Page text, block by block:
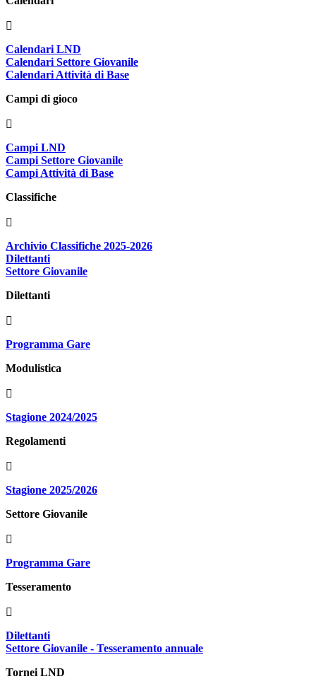
Calendari LND
Calendari Settore Giovanile
Calendari Attività di Base
Campi di gioco
Campi LND
Campi Settore Giovanile
Campi Attività di Base
Classifiche
Archivio Classifiche 2025-2026
Dilettanti
Settore Giovanile
Dilettanti
Programma Gare
Modulistica
Stagione 2024/2025
Regolamenti
Stagione 2025/2026
Settore Giovanile
Programma Gare
Tesseramento
Dilettanti
Settore Giovanile - Tesseramento annuale
Tornei LND